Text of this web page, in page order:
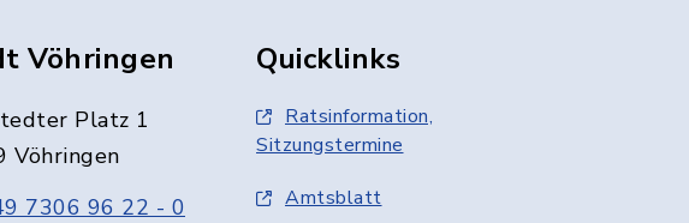
Vöhringen
Platz 1
Vöhringen
7306 96 22 - 0
Quicklinks
Ratsinformation,
Sitzungstermine
Amtsblatt